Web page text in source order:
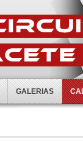
GALERIAS